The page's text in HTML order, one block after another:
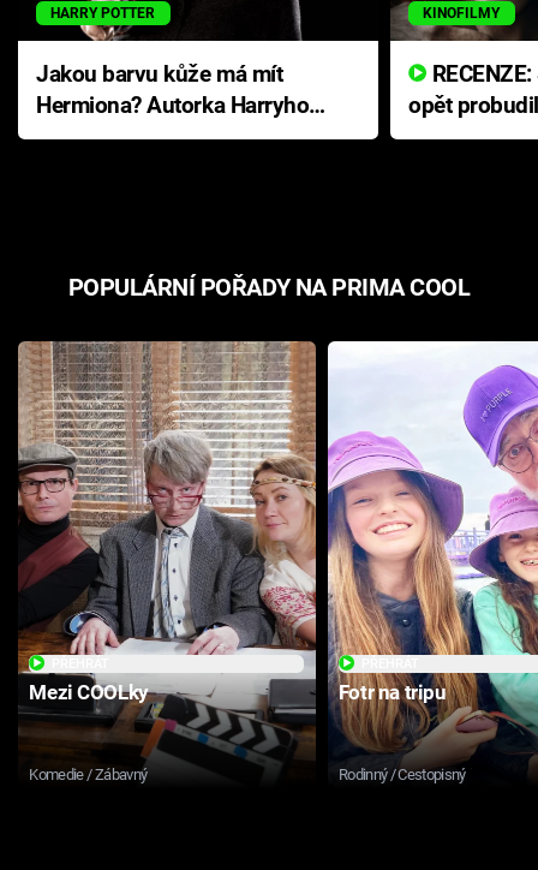
HARRY POTTER
Jakou barvu kůže má mít
Hermiona? Autorka Harryho
Pottera přišla s ráznou
KINOFILMY
opět
přichází s
POPULÁRNÍ POŘADY NA PRIMA COOL
Mezi COOLky
Komedie / Zábavný
Fotr na tripu
Rodinný / Cestopisný